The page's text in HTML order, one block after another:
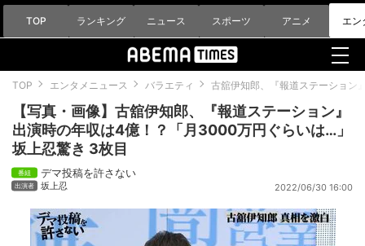
TOP ランキング ニュース スポーツ アニメ エン
TOP エンタメニュース バラエティ 古舘伊知郎、『報道ステーショ
【写真・画像】古舘伊知郎、『報道ステーション』
出演時の年収は4億！？「月3000万円ぐらいは…」
坂上忍驚き 3枚目
デマ投稿を許さない
坂上忍 2022/06/30 16:00